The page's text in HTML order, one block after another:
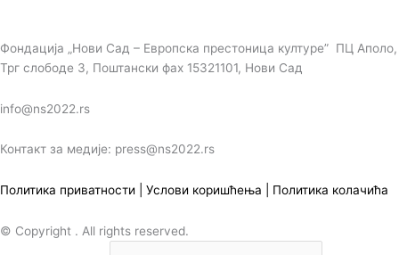
Фондација „Нови Сад – Европска престоница културе” ПЦ Аполо,
Трг слободе 3, Поштански фах 15321101, Нови Сад
info@ns2022.rs
Контакт за медије: press@ns2022.rs
Политика приватности Услови коришћења Политика колачића
© Copyright . All rights reserved.